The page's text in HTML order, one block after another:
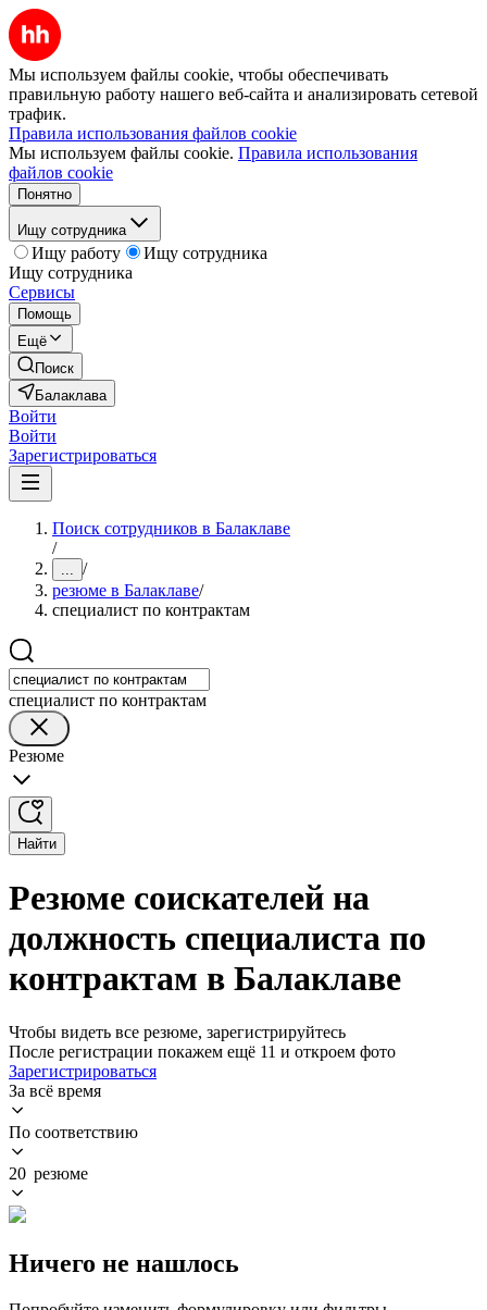
Мы используем файлы cookie, чтобы обеспечивать
правильную работу нашего веб-сайта и анализировать сетевой
трафик.
Правила использования файлов cookie
Мы используем файлы cookie. Правила использования
файлов cookie
Понятно
Ищу сотрудника
Ищу работу
Ищу сотрудника
Ищу сотрудника
Сервисы
Помощь
Ещё
Поиск
Балаклава
Войти
Войти
Зарегистрироваться
Поиск сотрудников в Балаклаве
/
... /
резюме в Балаклаве/
специалист по контрактам
специалист по контрактам
Резюме
Найти
Резюме соискателей на
должность специалиста по
контрактам в Балаклаве
Чтобы видеть все резюме, зарегистрируйтесь
После регистрации покажем ещё 11 и откроем фото
Зарегистрироваться
За всё время
По соответствию
20 резюме
Ничего не нашлось